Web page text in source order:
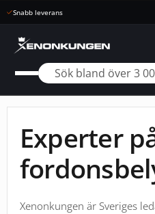
Snabb leverans
Experter
Xenonkungen är Sveriges